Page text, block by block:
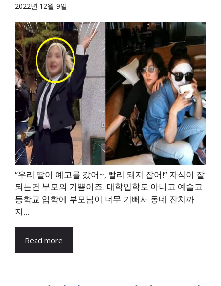
2022년 12월 9일
“우리 딸이 예고를 갔어~, 빨리 돼지 잡어!” 자식이 잘
되는건 부모의 기쁨이죠. 대학입학도 아니고 예술고
등학교 입학에 부모님이 너무 기뻐서 동네 잔치까
지...
Read more